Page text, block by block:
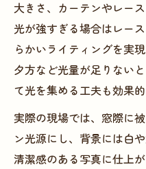
室内ポートレートを
フォトスタジオ
ート光
撮影スタジオの
見せる
フォトスタジ
すアイデア
大きさ、カーテンやレー
光が強すぎる場合はレー
らかいライティングを実
夕方など光量が足りない
て光を集める工夫も効果的
実際の現場では、窓際に
ン光源にし、背景には白
清潔感のある写真に仕上